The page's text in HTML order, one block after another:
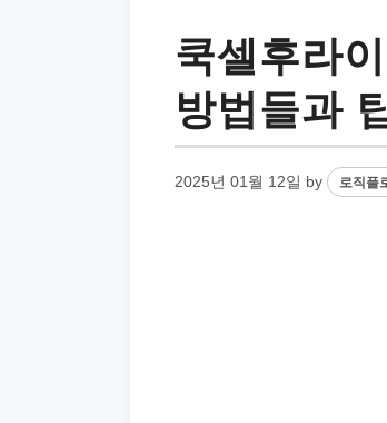
쿡셀후라
방법들과
2025년 01월 12일 by 로직플